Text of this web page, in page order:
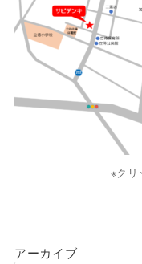
※クリ
アーカイブ